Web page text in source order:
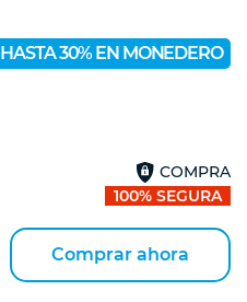
HASTA 30% EN MONEDERO
COMPRA
100% SEGURA
Comprar ahora